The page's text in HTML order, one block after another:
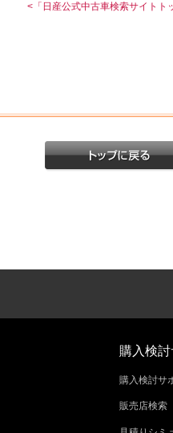
<「日産公式中古車検索サイトト
購入検討
購入検討サ
販売店検索